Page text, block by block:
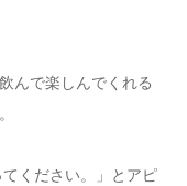
んで楽しんでくれる
ください。」とアピ